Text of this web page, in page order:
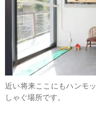
近い将来ここにもハンモ
しゃぐ場所です。